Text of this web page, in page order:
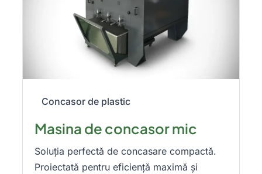
Concasor de plastic
Masina de concasor mic
Soluția perfectă de concasare compactă.
Proiectată pentru eficiență maximă și